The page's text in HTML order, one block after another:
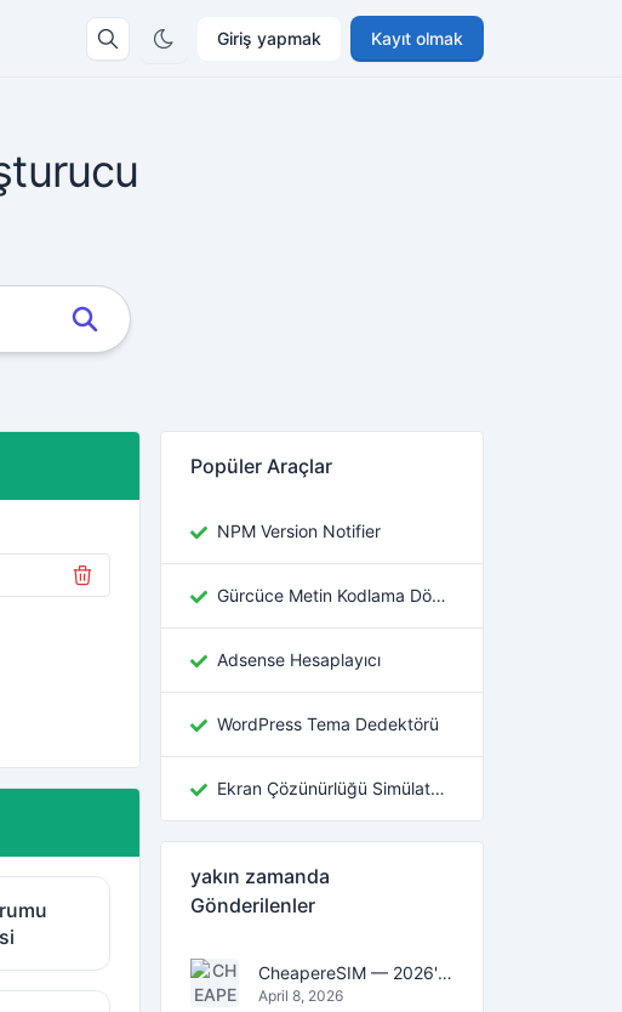
Giriş yapmak Kayıt olmak
Popüler Araçlar
NPM Version Notifier
Gürcüce Metin Kodlama Dönüştürücü
Adsense Hesaplayıcı
WordPress Tema Dedektörü
Ekran Çözünürlüğü Simülatörü
yakın zamanda
Gönderilenler
CheapereSIM — 2026'da seyahat için en ucuz eSIM veri planlarını bulun
April 8, 2026